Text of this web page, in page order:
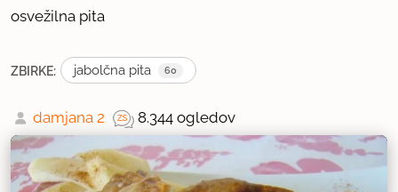
osvežilna pita
ZBIRKE: jabolčna pita 60
damjana 2 8.344 ogledov